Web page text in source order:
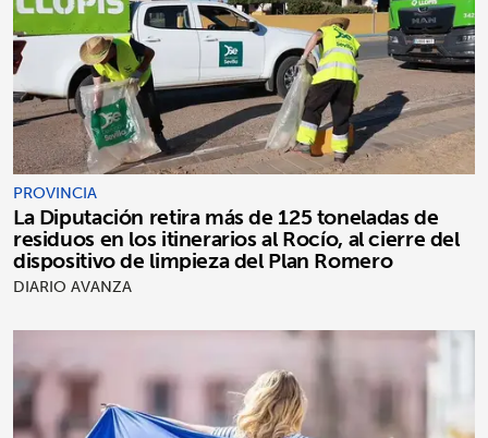
PROVINCIA
La Diputación retira más de 125 toneladas de
residuos en los itinerarios al Rocío, al cierre del
dispositivo de limpieza del Plan Romero
DIARIO AVANZA